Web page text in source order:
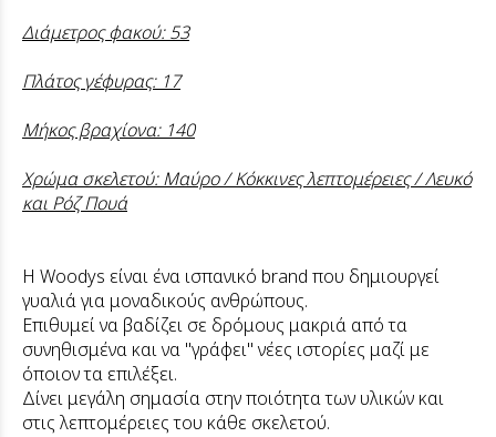
Διάμετρος φακού: 53
Πλάτος γέφυρας: 17
Μήκος βραχίονα: 140
Χρώμα σκελετού: Μαύρο / Κόκκινες λεπτομέρειες / Λευκό
και Ρόζ Πουά
Η Woodys είναι ένα ισπανικό brand που δημιουργεί
γυαλιά για μοναδικούς ανθρώπους.
Επιθυμεί να βαδίζει σε δρόμους μακριά από τα
συνηθισμένα και να "γράφει" νέες ιστορίες μαζί με
όποιον τα επιλέξει.
Δίνει μεγάλη σημασία στην ποιότητα των υλικών και
στις λεπτομέρειες του κάθε σκελετού.